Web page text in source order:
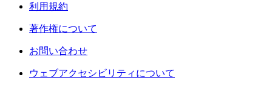
利用規約
著作権について
お問い合わせ
ウェブアクセシビリティについて